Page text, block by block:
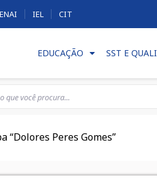
IEL CIT
EDUCAÇÃO SST E
“Dolores Peres Gomes”